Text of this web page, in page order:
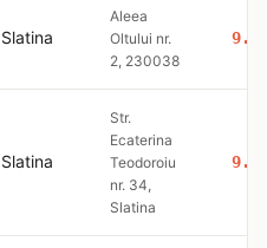
Slatina
Aleea
Oltului nr.
2, 230038
Slatina
Str.
Ecaterina
Teodoroiu
nr. 34,
Slatina